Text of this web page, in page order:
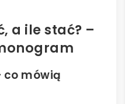
a ile stać? –
co mówią